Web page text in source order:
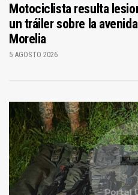
Motociclista resulta
un tráiler sobre la
Morelia
5 AGOSTO 2026